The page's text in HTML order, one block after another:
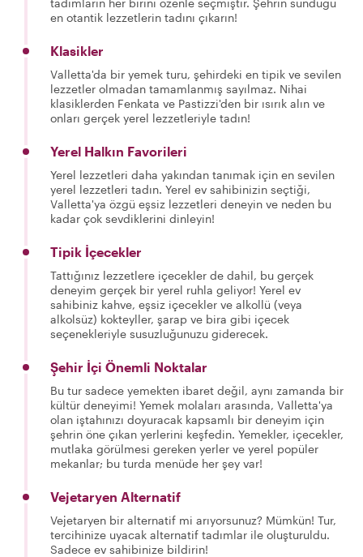
tadımların her birini özenle seçmiştir. Şehrin sunduğu
en otantik lezzetlerin tadını çıkarın!
Klasikler
Valletta'da bir yemek turu, şehirdeki en tipik ve sevilen
lezzetler olmadan tamamlanmış sayılmaz. Nihai
klasiklerden Fenkata ve Pastizzi'den bir ısırık alın ve
onları gerçek yerel lezzetleriyle tadın!
Yerel Halkın Favorileri
Yerel lezzetleri daha yakından tanımak için en sevilen
yerel lezzetleri tadın. Yerel ev sahibinizin seçtiği,
Valletta'ya özgü eşsiz lezzetleri deneyin ve neden bu
kadar çok sevdiklerini dinleyin!
Tipik İçecekler
Tattığınız lezzetlere içecekler de dahil, bu gerçek
deneyim gerçek bir yerel ruhla geliyor! Yerel ev
sahibiniz kahve, eşsiz içecekler ve alkollü (veya
alkolsüz) kokteyller, şarap ve bira gibi içecek
seçenekleriyle susuzluğunuzu giderecek.
Şehir İçi Önemli Noktalar
Bu tur sadece yemekten ibaret değil, aynı zamanda bir
kültür deneyimi! Yemek molaları arasında, Valletta'ya
olan iştahınızı doyuracak kapsamlı bir deneyim için
şehrin öne çıkan yerlerini keşfedin. Yemekler, içecekler,
mutlaka görülmesi gereken yerler ve yerel popüler
mekanlar; bu turda menüde her şey var!
Vejetaryen Alternatif
Vejetaryen bir alternatif mi arıyorsunuz? Mümkün! Tur,
tercihinize uyacak alternatif tadımlar ile oluşturuldu.
Sadece ev sahibinize bildirin!